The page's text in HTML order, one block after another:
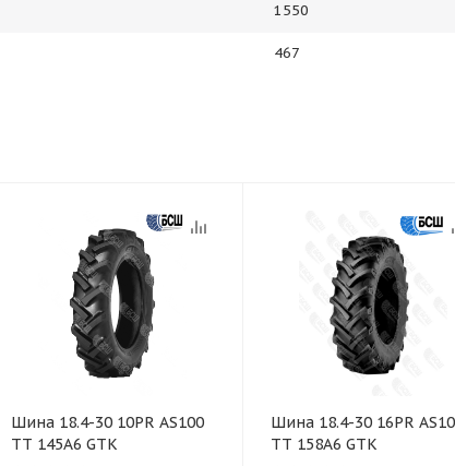
1550
467
Шина 18.4-30 10PR AS100
TТ 145А6 GTK
Шина 18.4-30 16PR AS100
TТ 158А6 GTK